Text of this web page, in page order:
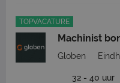
TOPVACATURE
Machinist
Globen
32 - 40 uur